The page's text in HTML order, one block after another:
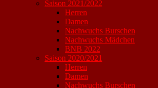
Saison 2021/2022
Herren
Damen
Nachwuchs Burschen
Nachwuchs Mädchen
BNB 2022
Saison 2020/2021
Herren
Damen
Nachwuchs Burschen